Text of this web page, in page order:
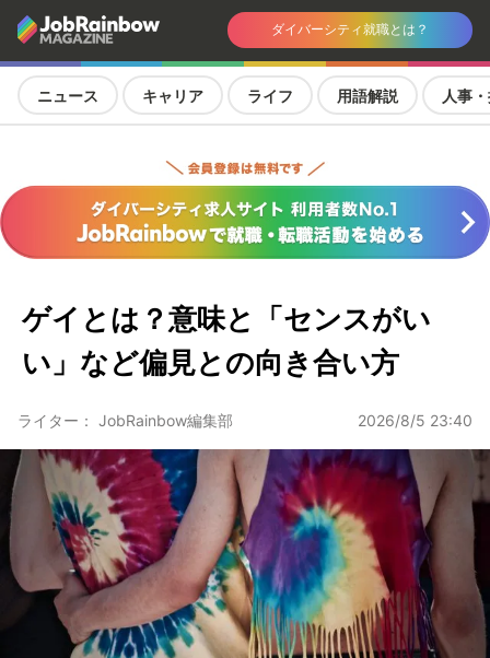
ダイバーシティ就職とは？
ニュース キャリア ライフ 用語解説 人事
ゲイとは？意味と「センスがい
い」など偏見との向き合い方
ライター： JobRainbow編集部 2026/8/5 23:40